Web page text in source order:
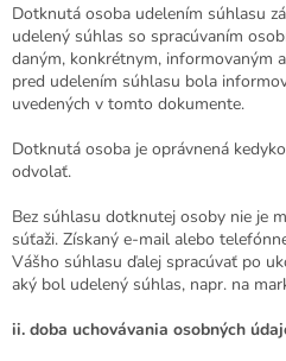
Dotknutá osoba udelením súhlasu
udelený súhlas so spracúvaním
daným, konkrétnym, informovaným
pred udelením súhlasu bola
uvedených v tomto dokumente.
Dotknutá osoba je oprávnená
odvolať.
Bez súhlasu dotknutej osoby nie je
súťaži. Získaný e-mail alebo
Vášho súhlasu ďalej spracúvať po
aký bol udelený súhlas, napr. na
ii. doba uchovávania osobných